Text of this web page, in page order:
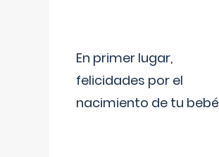
En primer lugar,
felicidades por el
nacimiento de tu